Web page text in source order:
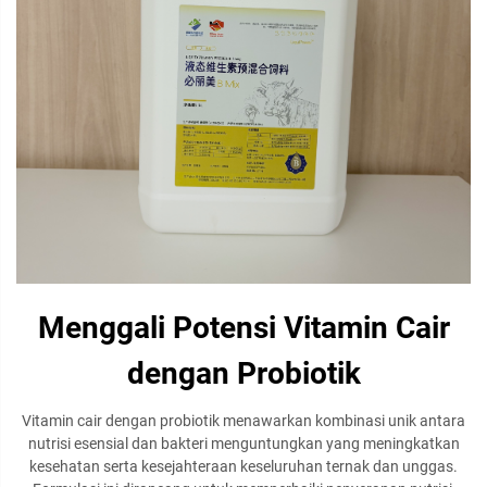
Menggali Potensi Vitamin Cair
dengan Probiotik
Vitamin cair dengan probiotik menawarkan kombinasi unik antara
nutrisi esensial dan bakteri menguntungkan yang meningkatkan
kesehatan serta kesejahteraan keseluruhan ternak dan unggas.